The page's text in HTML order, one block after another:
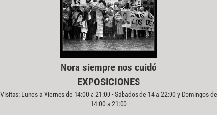
Nora siempre nos cuidó
EXPOSICIONES
Visitas: Lunes a Viernes de 14:00 a 21:00 - Sábados de 14 a 22:00 y Domingos de
14:00 a 21:00